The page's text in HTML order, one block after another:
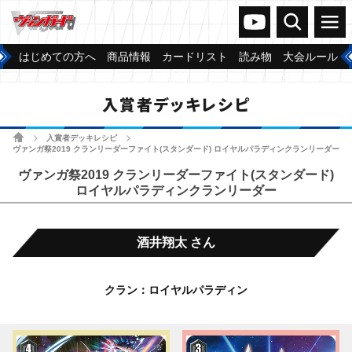
ヴァンガードch
検索 メニュー
はじめての方へ 商品情報 カードリスト 読み物 大会ルール
入賞者デッキレシピ
ホーム 入賞者デッキレシピ
ヴァンガ祭2019 クランリーダーファイト(スタンダード) ロイヤルパラディンクランリーダー
ヴァンガ祭2019 クランリーダーファイト(スタンダード)
ロイヤルパラディンクランリーダー
酒井翔太 さん
クラン：ロイヤルパラディン